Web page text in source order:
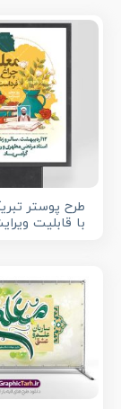
طرح پوستر
با قابلیت